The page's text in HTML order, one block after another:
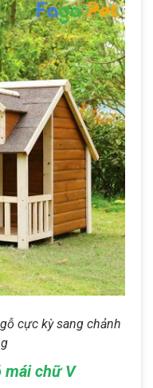
cực kỳ sang chảnh
mái chữ V